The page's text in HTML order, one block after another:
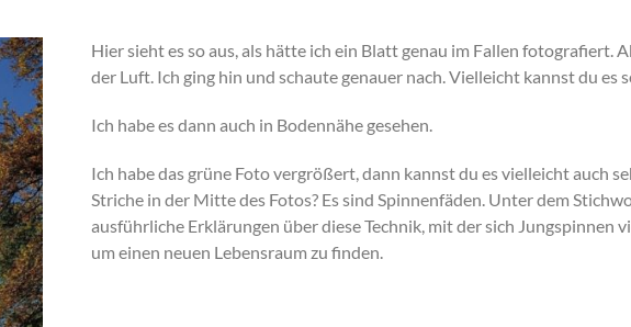
Hier sieht es so aus, als hätte ich ein Blatt genau im Fallen fotografiert.
der Luft. Ich ging hin und schaute genauer nach. Vielleicht kannst du es
Ich habe es dann auch in Bodennähe gesehen.
Ich habe das grüne Foto vergrößert, dann kannst du es vielleicht auch
Striche in der Mitte des Fotos? Es sind Spinnenfäden. Unter dem
ausführliche Erklärungen über diese Technik, mit der sich Jungspinnen
um einen neuen Lebensraum zu finden.